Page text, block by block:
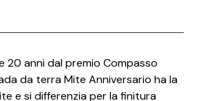
20 anni dal premio Compasso
da terra Mite Anniversario ha la
e si differenzia per la finitura